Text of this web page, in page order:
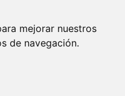
mejorar nuestros
de navegación.
3-5. Pabellón